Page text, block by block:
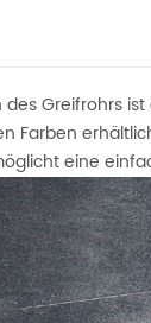
Greifrohrs
Farben
eine